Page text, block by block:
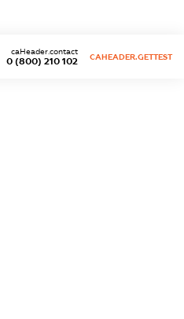
0 (800) 210 102
caHeader.contact
CAHEADER.GETTEST